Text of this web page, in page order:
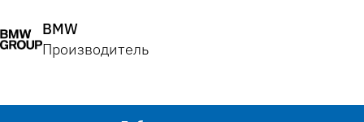
BMW
Производитель